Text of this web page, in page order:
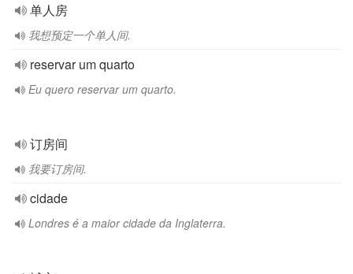
单人房
我想预定一个单人间.
reservar um quarto
Eu quero reservar um quarto.
订房间
我要订房间.
cidade
Londres é a maior cidade da Inglaterra.